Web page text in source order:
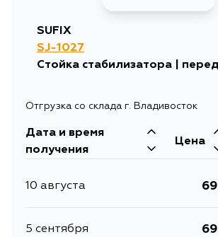
SUFIX
SJ-1027
Стойка стабилизатора |
Отгрузка со склада г. Владивосток
Дата и время
получения
Цена
10 августа
5 сентября